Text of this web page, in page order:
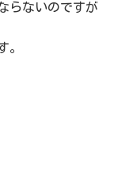
らないのですが
。